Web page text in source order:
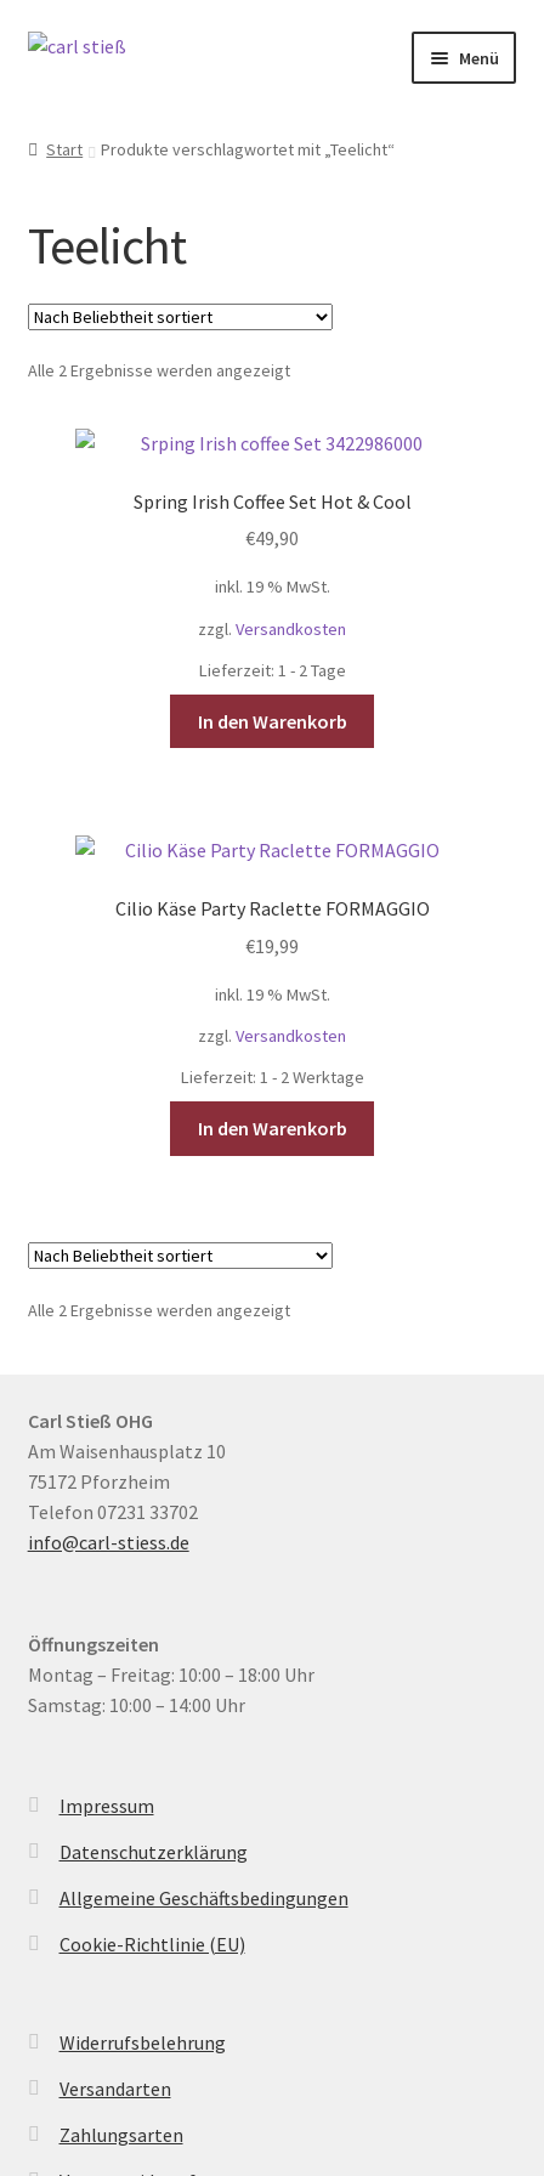
Zur
Zum
Menü
Backen
Selbstschutz
Unser Schleifdienst
Marken
Start Produkte verschlagwortet mit „Teelicht“
Teelicht
Alle 2 Ergebnisse werden angezeigtNach
Spring Irish Coffee Set Hot & Cool
€49,90
inkl. 19 % MwSt.
zzgl. Versandkosten
Lieferzeit: 1 - 2 Tage
In den Warenkorb
Cilio Käse Party Raclette FORMAGGIO
€19,99
inkl. 19 % MwSt.
zzgl. Versandkosten
Lieferzeit: 1 - 2 Werktage
In den Warenkorb
Alle 2 Ergebnisse werden angezeigtNach
Carl Stieß OHG
Am Waisenhausplatz 10
75172 Pforzheim
Telefon 07231 33702
info@carl-stiess.de
Öffnungszeiten
Montag – Freitag: 10:00 – 18:00 Uhr
Samstag: 10:00 – 14:00 Uhr
Impressum
Datenschutzerklärung
Allgemeine Geschäftsbedingungen
Cookie-Richtlinie (EU)
Widerrufsbelehrung
Versandarten
Zahlungsarten